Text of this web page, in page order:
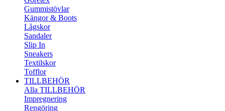
Gummistövlar
Kängor & Boots
Lågskor
Sandaler
Slip In
Sneakers
Textilskor
Tofflor
TILLBEHÖR
Alla TILLBEHÖR
Impregnering
Rengöring